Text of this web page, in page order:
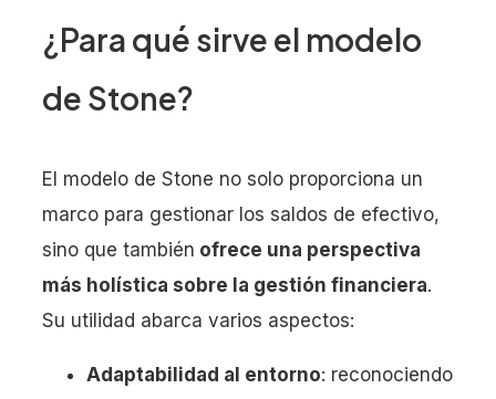
¿Para qué sirve el modelo
de Stone?
El modelo de Stone no solo proporciona un
marco para gestionar los saldos de efectivo,
sino que también ofrece una perspectiva
más holística sobre la gestión financiera.
Su utilidad abarca varios aspectos:
Adaptabilidad al entorno: reconociendo